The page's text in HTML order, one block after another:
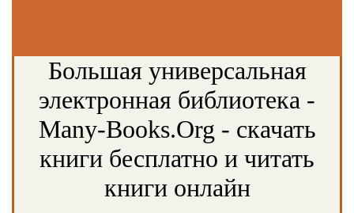
Большая универсальная
электронная библиотека -
Many-Books.Org - скачать
книги бесплатно и читать
книги онлайн